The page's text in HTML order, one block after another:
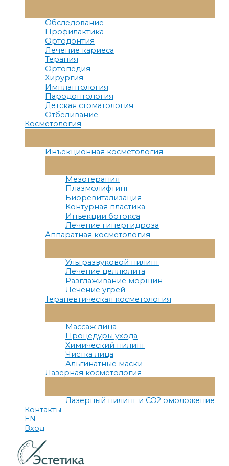
Меню
Обследование
Профилактика
Ортодонтия
Лечение кариеса
Терапия
Ортопедия
Хирургия
Имплантология
Пародонтология
Детская стоматология
Отбеливание
Косметология
Меню
Инъекционная косметология
Меню
Мезотерапия
Плазмолифтинг
Биоревитализация
Контурная пластика
Инъекции ботокса
Лечение гипергидроза
Аппаратная косметология
Меню
Ультразвуковой пилинг
Лечение целлюлита
Разглаживание морщин
Лечение угрей
Терапевтическая косметология
Меню
Массаж лица
Процедуры ухода
Химический пилинг
Чистка лица
Альгинатные маски
Лазерная косметология
Меню
Лазерный пилинг и СО2 омоложение
Контакты
EN
Вход